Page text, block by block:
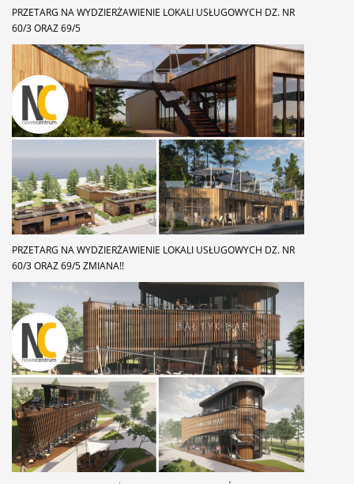
PRZETARG NA WYDZIERŻAWIENIE LOKALI USŁUGOWYCH DZ. NR
60/3 ORAZ 69/5
PRZETARG NA WYDZIERŻAWIENIE LOKALI USŁUGOWYCH DZ. NR
60/3 ORAZ 69/5 ZMIANA!!